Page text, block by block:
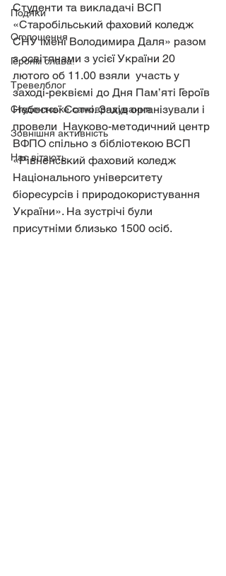
Подяки
Оголошення
Героям слава!
Тревелблог
Студентське самоврядування
Зовнішня активність
Нас вітають
Студенти та викладачі ВСП
«Старобільський фаховий коледж
СНУ імені Володимира Даля» разом
з освітянами з усієї України 20
лютого об 11.00 взяли  участь у
заході-реквіємі до Дня Пам’яті Героїв
Небесної Сотні. Захід організували і
провели  Науково-методичний центр
ВФПО спільно з бібліотекою ВСП
«Рівненський фаховий коледж
Національного університету
біоресурсів і природокористування
України». На зустрічі були
присутніми близько 1500 осіб.